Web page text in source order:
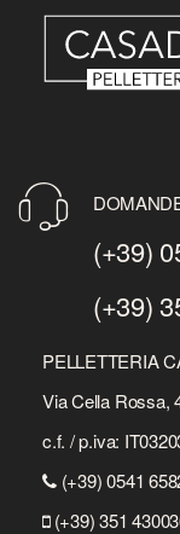
(+39)
(+39)
PELLETTERIA
Via Cella Rossa,
c.f. / p.iva:
(+39) 0541
(+39) 351